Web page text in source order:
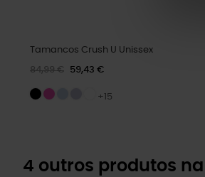
Tamancos Crush U Unissex
84,99 € 59,43 €
+15
4 outros produtos